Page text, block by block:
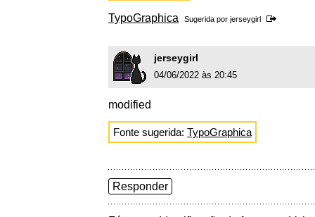
TypoGraphica Sugerida por jerseygirl
jerseygirl
04/06/2022 às 20:45
modified
Fonte sugerida: TypoGraphica
Responder